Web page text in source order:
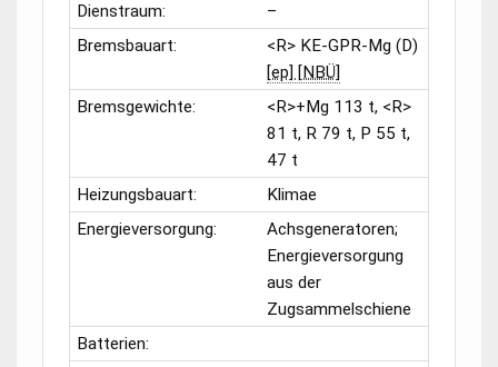
Dienstraum:
–
Bremsbauart:
<R> KE-GPR-Mg (D)
[ep] [NBÜ]
Bremsgewichte:
<R>+Mg 113 t, <R>
81 t, R 79 t, P 55 t,
47 t
Heizungsbauart:
Klimae
Energieversorgung:
Achsgeneratoren;
Energieversorgung
aus der
Zugsammelschiene
Batterien: